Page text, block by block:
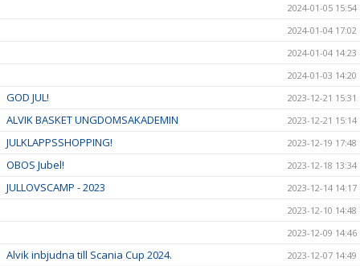
2024-01-05 15:54
2024-01-04 17:02
2024-01-04 14:23
2024-01-03 14:20
GOD JUL! 2023-12-21 15:31
ALVIK BASKET UNGDOMSAKADEMIN 2023-12-21 15:14
JULKLAPPSSHOPPING! 2023-12-19 17:48
OBOS Jubel! 2023-12-18 13:34
JULLOVSCAMP - 2023
2023-12-14 14:17
2023-12-10 14:48
2023-12-09 14:46
Alvik inbjudna till Scania Cup 2024. 2023-12-07 14:49